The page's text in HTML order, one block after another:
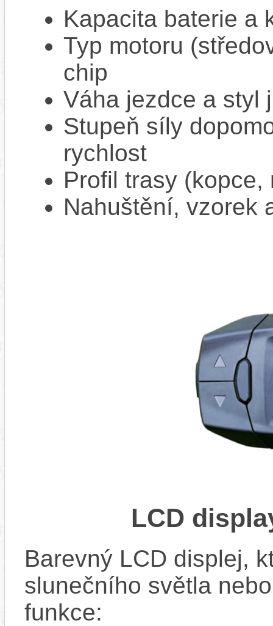
Kapacita baterie a
Typ motoru
chip
Váha jezdce a styl
Stupeň síly
rychlost
Profil trasy
Nahuštění, vzorek
LCD
Barevný LCD displej,
slunečního světla
funkce: